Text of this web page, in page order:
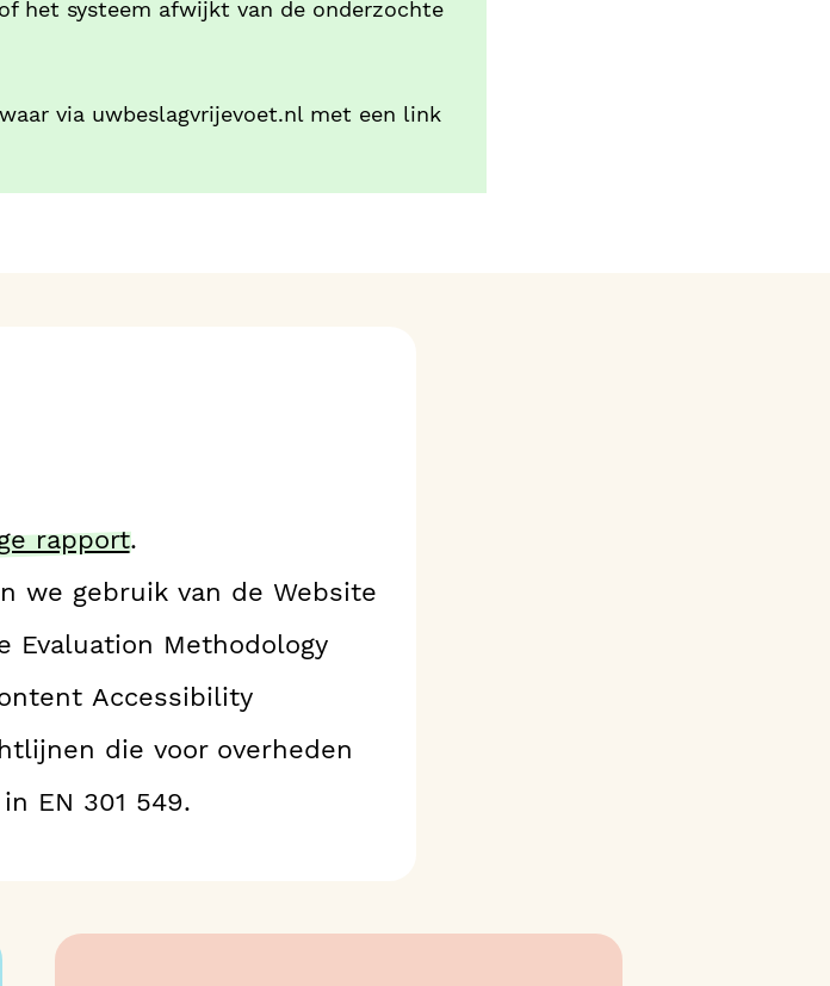
het systeem afwijkt van de onderzochte
via uwbeslagvrijevoet.nl met een link
rapport.
we gebruik van de Website
Evaluation Methodology
Accessibility
die voor overheden
EN 301 549.